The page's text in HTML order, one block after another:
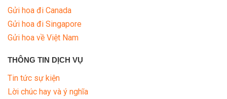
Gửi hoa đi Canada
Gửi hoa đi Singapore
Gửi hoa về Việt Nam
THÔNG TIN DỊCH VỤ
Tin tức sự kiện
Lời chúc hay và ý nghĩa